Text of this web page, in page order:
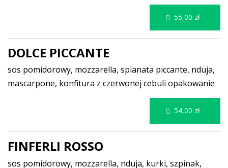
DOLCE PICCANTE
sos pomidorowy, mozzarella, spianata piccante, nduja,
mascarpone, konfitura z czerwonej cebuli opakowanie
FINFERLI ROSSO
sos pomidorowy, mozzarella, nduja, kurki, szpinak,